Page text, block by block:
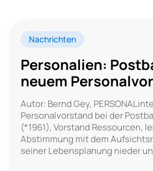
Nachrichten
Personalien:
neuem
Autor: Bernd Gey,
Personalvorstand bei der
(*1961), Vorstand Ressourcen,
Abstimmung mit dem
seiner Lebensplanung nieder